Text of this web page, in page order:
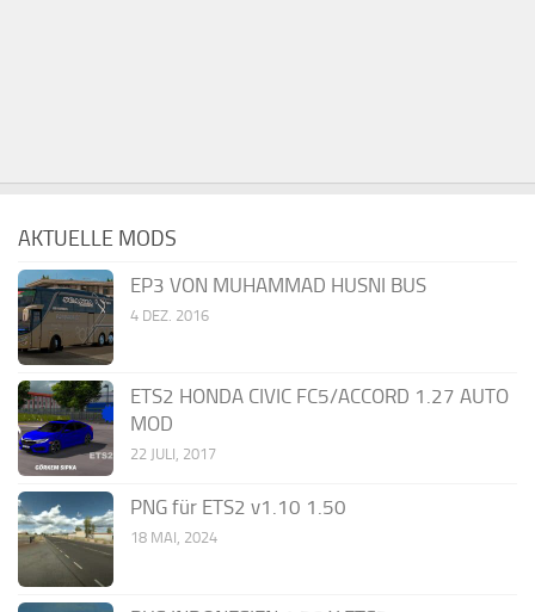
AKTUELLE MODS
EP3 VON MUHAMMAD HUSNI BUS
4 DEZ. 2016
ETS2 HONDA CIVIC FC5/ACCORD 1.27 AUTO
MOD
22 JULI, 2017
PNG für ETS2 v1.10 1.50
18 MAI, 2024